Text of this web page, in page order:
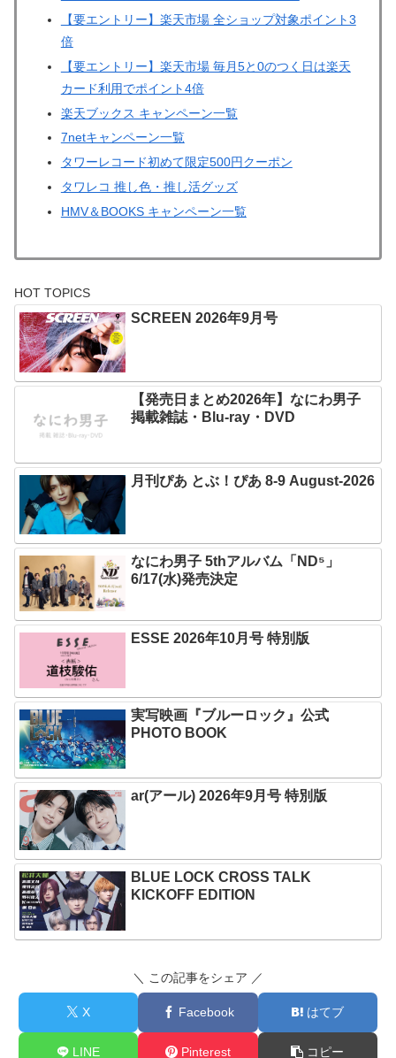
【要エントリー】楽天市場 全ショップ対象ポイント3
倍
【要エントリー】楽天市場 毎月5と0のつく日は楽天
カード利用でポイント4倍
楽天ブックス キャンペーン一覧
7netキャンペーン一覧
タワーレコード初めて限定500円クーポン
タワレコ 推し色・推し活グッズ
HMV＆BOOKS キャンペーン一覧
HOT TOPICS
SCREEN 2026年9月号
【発売日まとめ2026年】なにわ男子
掲載雑誌・Blu-ray・DVD
月刊ぴあ とぶ！ぴあ 8-9 August-2026
なにわ男子 5thアルバム「ND⁵」
6/17(水)発売決定
ESSE 2026年10月号 特別版
実写映画『ブルーロック』公式
PHOTO BOOK
ar(アール) 2026年9月号 特別版
BLUE LOCK CROSS TALK
KICKOFF EDITION
＼ この記事をシェア ／
X Facebook はてブ
LINE Pinterest コピー